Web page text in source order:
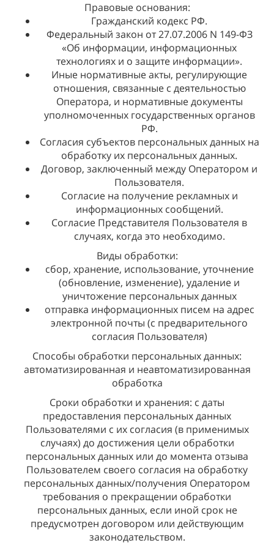
Правовые основания:
Гражданский кодекс РФ.
Федеральный закон от 27.07.2006 N 149-ФЗ
«Об информации, информационных
технологиях и о защите информации».
Иные нормативные акты, регулирующие
отношения, связанные с деятельностью
Оператора, и нормативные документы
уполномоченных государственных органов
РФ.
Согласия субъектов персональных данных на
обработку их персональных данных.
Договор, заключенный между Оператором и
Пользователя.
Согласие на получение рекламных и
информационных сообщений.
Согласие Представителя Пользователя в
случаях, когда это необходимо.
Виды обработки:
сбор, хранение, использование, уточнение
(обновление, изменение), удаление и
уничтожение персональных данных
отправка информационных писем на адрес
электронной почты (с предварительного
согласия Пользователя)
Способы обработки персональных данных:
автоматизированная и неавтоматизированная
обработка
Сроки обработки и хранения: с даты
предоставления персональных данных
Пользователями с их согласия (в применимых
случаях) до достижения цели обработки
персональных данных или до момента отзыва
Пользователем своего согласия на обработку
персональных данных/получения Оператором
требования о прекращении обработки
персональных данных, если иной срок не
предусмотрен договором или действующим
законодательством.